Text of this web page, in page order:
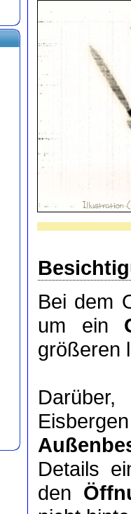
Bei dem
um ein
größeren
Details
den